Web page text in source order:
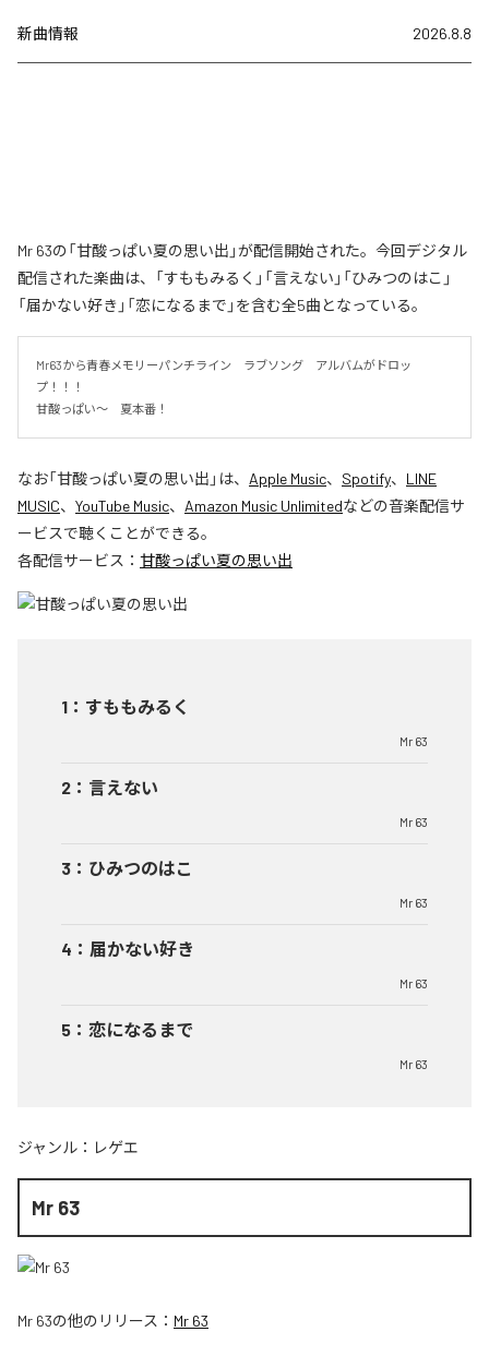
新曲情報 2026.8.8
Mr 63の「甘酸っぱい夏の思い出」が配信開始された。今回デジタル
配信された楽曲は、「すももみるく」「言えない」「ひみつのはこ」
「届かない好き」「恋になるまで」を含む全5曲となっている。
Mr63から青春メモリーパンチライン　ラブソング　アルバムがドロッ
プ！！！
甘酸っぱい〜　夏本番！
なお「甘酸っぱい夏の思い出 」は、 Apple Music、 Spotify、 LINE
MUSIC、 YouTube Music、 Amazon Music Unlimitedなどの音楽配信サ
ービスで聴くことができる。
各配信サービス： 甘酸っぱい夏の思い出
1 ： すももみるく
Mr 63
2 ： 言えない
Mr 63
3 ： ひみつのはこ
Mr 63
4 ： 届かない好き
Mr 63
5 ： 恋になるまで
Mr 63
ジャンル： レゲエ
Mr 63
Mr 63の他のリリース： Mr 63